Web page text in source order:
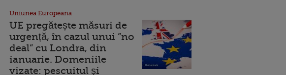
Uniunea Europeana
UE pregătește măsuri de
urgență, în cazul unui ”no
deal” cu Londra, din
ianuarie. Domeniile
vizate: pescuitul şi